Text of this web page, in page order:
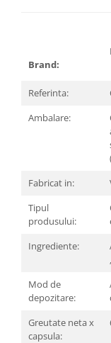
Brand:
Referinta:
Ambalare:
Fabricat in:
Tipul
produsului:
Ingrediente:
Mod de
depozitare:
Greutate neta x
capsula: